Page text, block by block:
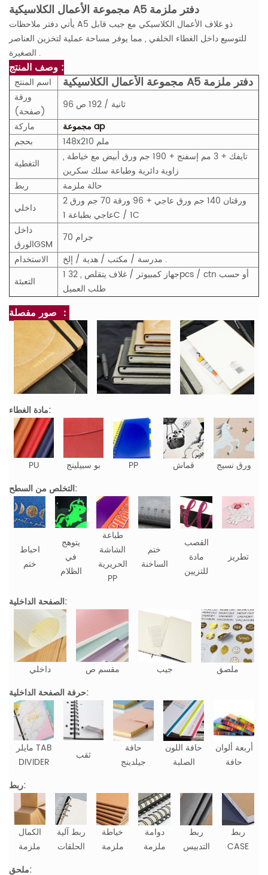
مجموعة الأعمال الكلاسيكية A5 دفتر ملزمة
يأتي دفتر ملاحظات A5 ذو غلاف الأعمال الكلاسيكي مع جيب قابل
للتوسيع داخل الغطاء الخلفي , مما يوفر مساحة عملية لتخزين العناصر
الصغيرة .
وصف المنتج :
اسم المنتج مجموعة الأعمال الكلاسيكية A5 دفتر ملزمة
ورقة
(صفحة)
96 ثانية / 192 ص
ماركة
مجموعة ap
بحجم
148x210 ملم
التغطية
تايفك + 3 مم إسفنج + 190 جم ورق أبيض مع خياطة ,
زاوية دائرية وطباعة سلك سكرين
ربط
حالة ملزمة
داخلي
2 ورقتان 140 جم ورق عاجي + 96 ورقة 70 جم ورق
عاجي بطباعة 1C / 1C
داخل
الورقGSM
70 جرام
الاستخدام
مدرسة / مكتب / هدية / إلخ .
التعبئة
1 جهاز كمبيوتر / غلاف يتقلص , 32pcs / ctn أو حسب
طلب العميل
صور مفصلة ：
مادة الغطاء:
PU بو سبيلينج PP قماش
ورق نسيج
التخلص من السطح:
احباط
ختم
يتوهج
في
الظلام
طباعة
الشاشة
الحريرية
PP
ختم
الساخنة
القصب
مادة
للتزيين
تطريز
الصفحة الداخلية:
داخلي مقسم ص جيب
ملصق
حرفة الصفحة الداخلية:
مايلر TAB
DIVIDER
ثقب
حافة
جيلدينج
حافة اللون
الصلبة
أربعة ألوان
حافة
ربط:
الكمال
ملزمة
ربط آلية
الحلقات
خياطة
ملزمة
دوامة
ملزمة
ربط
التدبيس
ربط
CASE
ملحق: